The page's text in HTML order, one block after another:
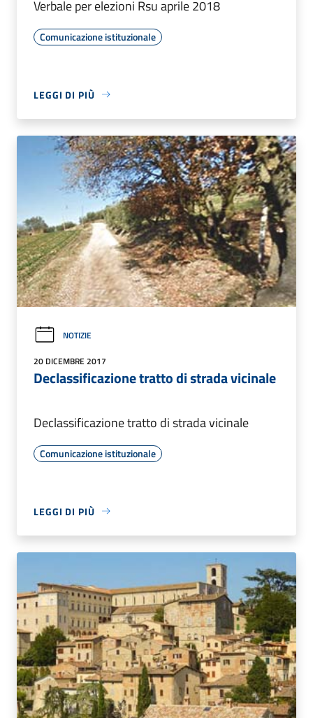
Verbale per elezioni Rsu aprile 2018
Comunicazione istituzionale
LEGGI DI PIÙ
NOTIZIE
20 DICEMBRE 2017
Declassificazione tratto di strada vicinale
Declassificazione tratto di strada vicinale
Comunicazione istituzionale
LEGGI DI PIÙ